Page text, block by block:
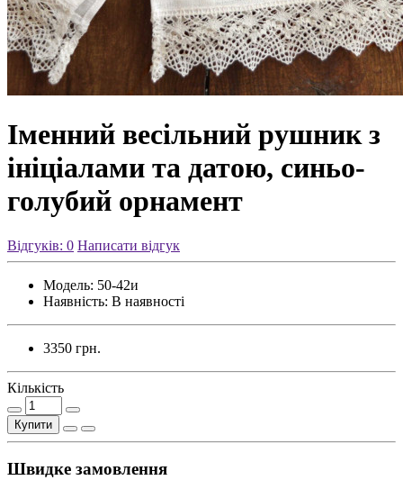
Іменний весільний рушник з
ініціалами та датою, синьо-
голубий орнамент
Відгуків: 0 Написати відгук
Модель: 50-42и
Наявність: В наявності
3350 грн.
Кількість
Купити
Швидке замовлення